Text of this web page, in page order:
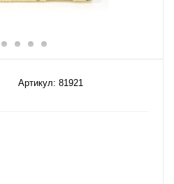
Артикул: 81921